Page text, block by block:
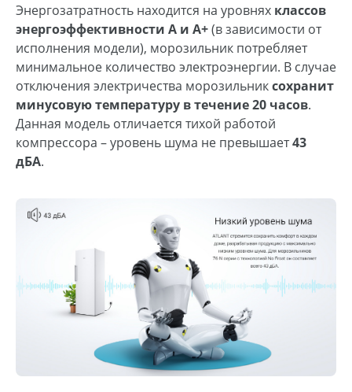
Энергозатратность находится на уровнях классов
энергоэффективности А и А+(в зависимости от
исполнения модели), морозильник потребляет
минимальное количество электроэнергии. В случае
отключения электричества морозильниксохранит
минусовую температуру в течение 20 часов.
Данная модель отличается тихой работой
компрессора ­­­­­– уровень шума не превышает43
дБА.